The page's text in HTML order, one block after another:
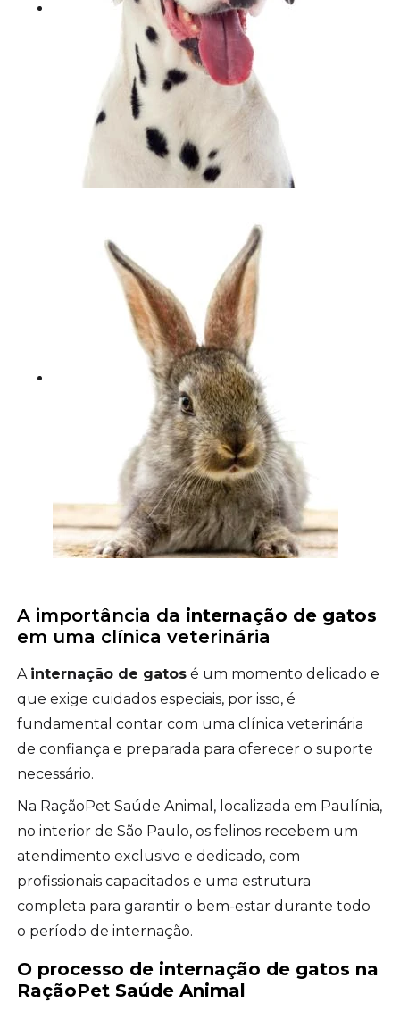
A importância da internação de gatos
em uma clínica veterinária
A internação de gatos é um momento delicado e
que exige cuidados especiais, por isso, é
fundamental contar com uma clínica veterinária
de confiança e preparada para oferecer o suporte
necessário.
Na RaçãoPet Saúde Animal, localizada em Paulínia,
no interior de São Paulo, os felinos recebem um
atendimento exclusivo e dedicado, com
profissionais capacitados e uma estrutura
completa para garantir o bem-estar durante todo
o período de internação.
O processo de internação de gatos na
RaçãoPet Saúde Animal